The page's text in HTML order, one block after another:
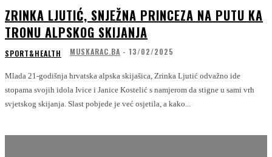
ZRINKA LJUTIĆ, SNJEŽNA PRINCEZA NA PUTU KA
TRONU ALPSKOG SKIJANJA
SPORT&HEALTH MUSKARAC.BA - 13/02/2025
Mlada 21-godišnja hrvatska alpska skijašica, Zrinka Ljutić odvažno ide
stopama svojih idola Ivice i Janice Kostelić s namjerom da stigne u sami vrh
svjetskog skijanja. Slast pobjede je već osjetila, a kako...